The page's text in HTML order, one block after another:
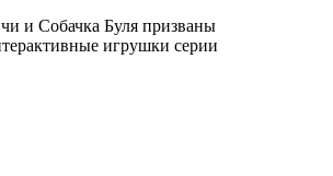
и Собачка Буля призваны
игрушки серии